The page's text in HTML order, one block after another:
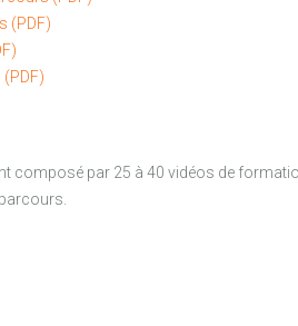
(PDF)
composé par 25 à 40 vidéos de